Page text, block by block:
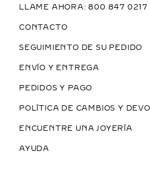
LLAME AHORA: 800 847 0217
CONTACTO
SEGUIMIENTO DE SU PEDIDO
ENVÍO Y ENTREGA
PEDIDOS Y PAGO
POLÍTICA DE CAMBIOS Y
ENCUENTRE UNA JOYERÍA
AYUDA